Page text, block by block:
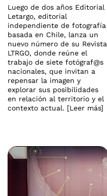
Luego de dos años Editorial
Letargo, editorial
independiente de fotografía
basada en Chile, lanza un
nuevo número de su Revista
LTRGO, donde reúne el
trabajo de siete fotógraf@s
nacionales, que invitan a
repensar la imagen y
explorar sus posibilidades
en relación al territorio y el
contexto actual. [Leer más]